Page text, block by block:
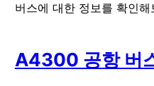
버스에 대한 정보를 확인해
A4300 공항 버